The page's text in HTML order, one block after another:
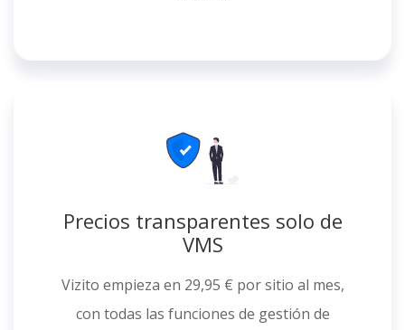
Precios transparentes solo de
VMS
Vizito empieza en 29,95 € por sitio al mes,
con todas las funciones de gestión de